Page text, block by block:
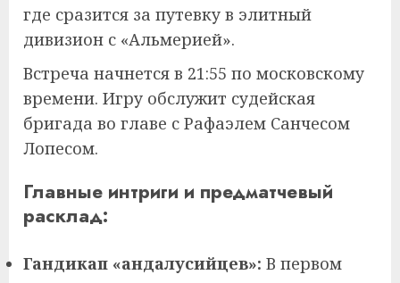
где сразится за путевку в элитный
дивизион с «Альмерией».
Встреча начнется в 21:55 по московскому
времени. Игру обслужит судейская
бригада во главе с Рафаэлем Санчесом
Лопесом.
Главные интриги и предматчевый
расклад:
Гандикап «андалусийцев»: В первом